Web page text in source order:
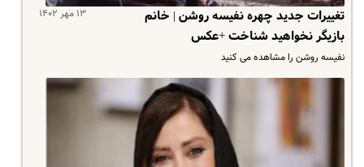
۱۳ مهر ۱۴۰۲
تغییرات جدید چهره نفیسه روشن | خانم
بازیگر نخواهید شناخت +عکس
نفیسه روشن را مشاهده می کنید